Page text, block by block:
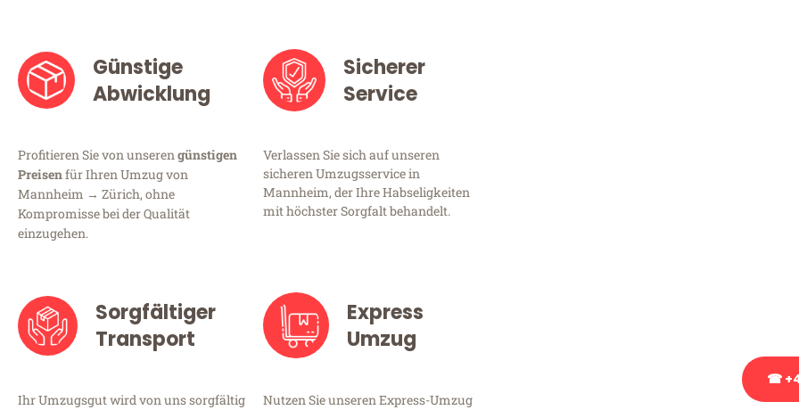
Günstige
Abwicklung
Profitieren Sie von unserengünstigen
Preisenfür Ihren Umzug von
Mannheim → Zürich, ohne
Kompromisse bei der Qualität
einzugehen.
Sicherer
Service
Verlassen Sie sich auf unseren
sicheren Umzugsservice in
Mannheim, der Ihre Habseligkeiten
mit höchster Sorgfalt behandelt.
Sorgfältiger
Transport
Ihr Umzugsgut wird von uns sorgfältig
Express
Umzug
Nutzen Sie unseren Express-Umzug
☎